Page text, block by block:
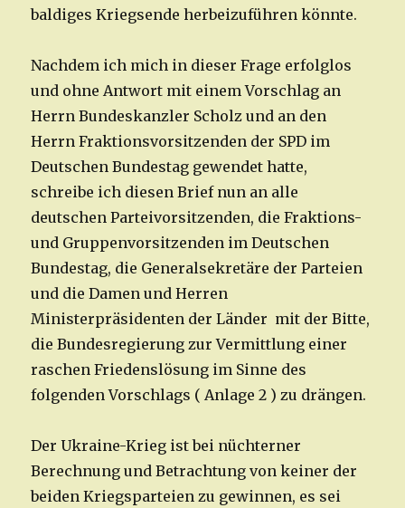
baldiges Kriegsende herbeizuführen könnte.
Nachdem ich mich in dieser Frage erfolglos
und ohne Antwort mit einem Vorschlag an
Herrn Bundeskanzler Scholz und an den
Herrn Fraktionsvorsitzenden der SPD im
Deutschen Bundestag gewendet hatte,
schreibe ich diesen Brief nun an alle
deutschen Parteivorsitzenden, die Fraktions-
und Gruppenvorsitzenden im Deutschen
Bundestag, die Generalsekretäre der Parteien
und die Damen und Herren
Ministerpräsidenten der Länder mit der Bitte,
die Bundesregierung zur Vermittlung einer
raschen Friedenslösung im Sinne des
folgenden Vorschlags ( Anlage 2 ) zu drängen.
Der Ukraine-Krieg ist bei nüchterner
Berechnung und Betrachtung von keiner der
beiden Kriegsparteien zu gewinnen, es sei